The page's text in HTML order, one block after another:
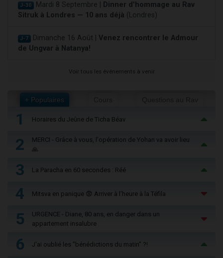
J-30 Mardi 8 Septembre |
Dinner d'hommage au Rav
Sitruk à Londres — 10 ans déjà (Londres)
J-7 Dimanche 16 Août | Venez rencontrer le Admour
de Ungvar à Natanya!
Voir tous les événements à venir
+ Populaires
1 Horaires du Jeûne de Ticha Béav
2
MERCI - Grâce à vous, l'opération de Yohan va avoir lieu
🙏
3 La Paracha en 60 secondes : Réé
4 Mitsva en panique 😨 Arriver à l'heure à la Téfila
5
URGENCE - Diane, 80 ans, en danger dans un
appartement insalubre
6 J'ai oublié les "bénédictions du matin" ?!